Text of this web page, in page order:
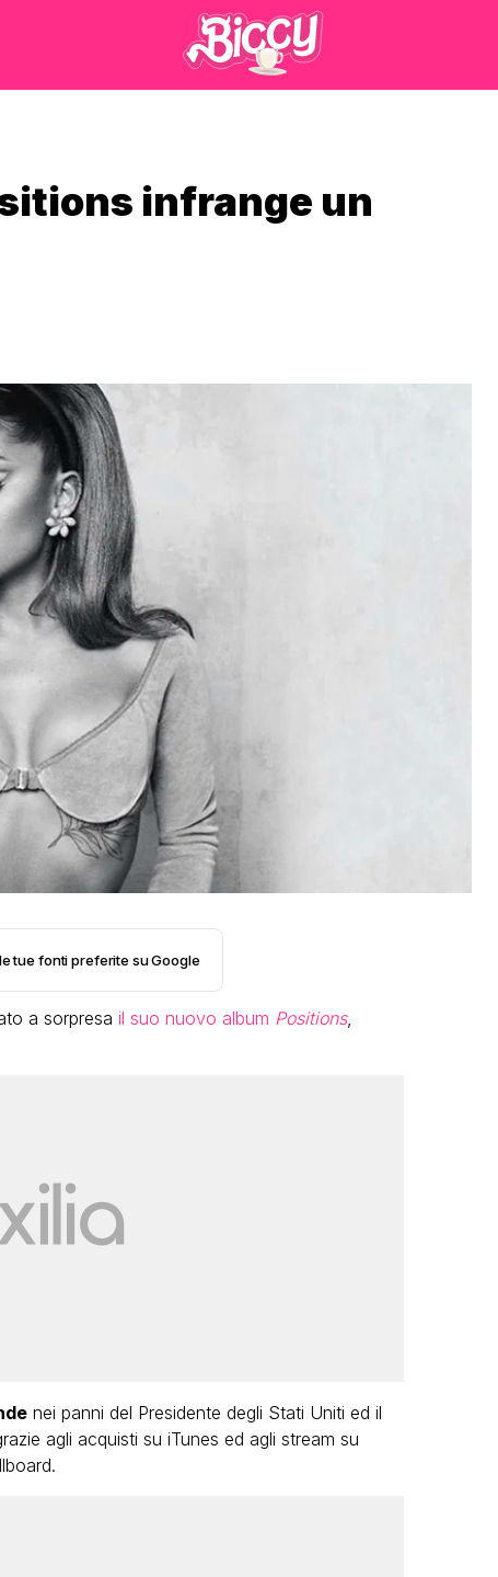
infrange un
tue fonti preferite su Google
a sorpresa il suo nuovo album Positions,
nei panni del Presidente degli Stati Uniti ed il
agli acquisti su iTunes ed agli stream su